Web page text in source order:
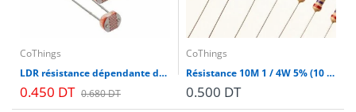
CoThings
LDR résistance dépendante de la lumière (PHOTORESISTANCE)
0.450 DT 0.680 DT
CoThings
Résistance 10M 1 / 4W 5% (10 pcs)
0.500 DT